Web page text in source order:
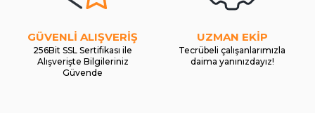
GÜVENLİ ALIŞVERİŞ
256Bit SSL Sertifikası ile
Alışverişte Bilgileriniz
Güvende
UZMAN EKİP
Tecrübeli çalışanlarımızla
daima yanınızdayız!